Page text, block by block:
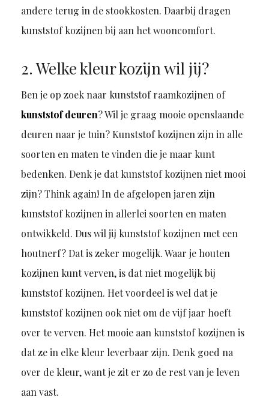
andere terug in de stookkosten. Daarbij dragen
kunststof kozijnen bij aan het wooncomfort.
2. Welke kleur kozijn wil jij?
Ben je op zoek naar kunststof raamkozijnen of
kunststof deuren? Wil je graag mooie openslaande
deuren naar je tuin? Kunststof kozijnen zijn in alle
soorten en maten te vinden die je maar kunt
bedenken. Denk je dat kunststof kozijnen niet mooi
zijn? Think again! In de afgelopen jaren zijn
kunststof kozijnen in allerlei soorten en maten
ontwikkeld. Dus wil jij kunststof kozijnen met een
houtnerf? Dat is zeker mogelijk. Waar je houten
kozijnen kunt verven, is dat niet mogelijk bij
kunststof kozijnen. Het voordeel is wel dat je
kunststof kozijnen ook niet om de vijf jaar hoeft
over te verven. Het mooie aan kunststof kozijnen is
dat ze in elke kleur leverbaar zijn. Denk goed na
over de kleur, want je zit er zo de rest van je leven
aan vast.